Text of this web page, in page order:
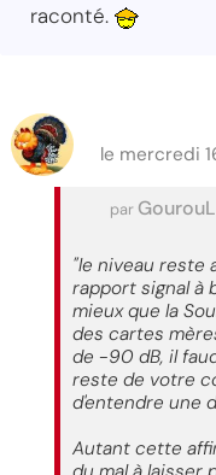
raconté.
le mercredi
par
"le niveau reste
rapport signal à
mieux que la
des cartes
de -90 dB, il
reste de votre
d'entendre une
Autant cette